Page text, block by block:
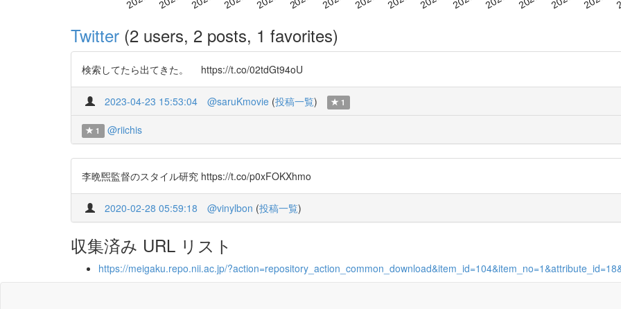
Twitter (2 users, 2 posts, 1 favorites)
検索してたら出てきた。 https://t.co/02tdGt94oU
2023-04-23 15:53:04 @saruKmovie (投稿一覧) 1
1 @riichis
李晩煕監督のスタイル研究 https://t.co/p0xFOKXhmo
2020-02-28 05:59:18 @vinylbon (投稿一覧)
収集済み URL リスト
https://meigaku.repo.nii.ac.jp/